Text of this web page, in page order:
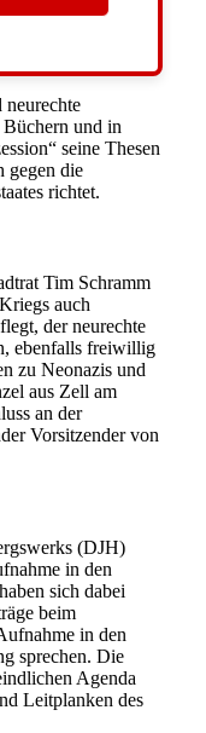
und in
seine Thesen
gegen die
richtet.
Tim Schramm
auch
der neurechte
ebenfalls freiwillig
zu Neonazis und
aus Zell am
an der
Vorsitzender von
(DJH)
in den
sich dabei
beim
in den
sprechen. Die
Agenda
Leitplanken des